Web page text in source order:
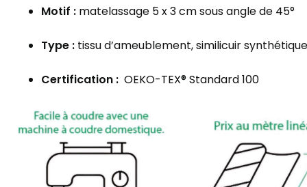
Motif : matelassage 5 x 3 cm sous angle de 45°
Type : tissu d’ameublement, similicuir synthétique
Certification : OEKO-TEX® Standard 100